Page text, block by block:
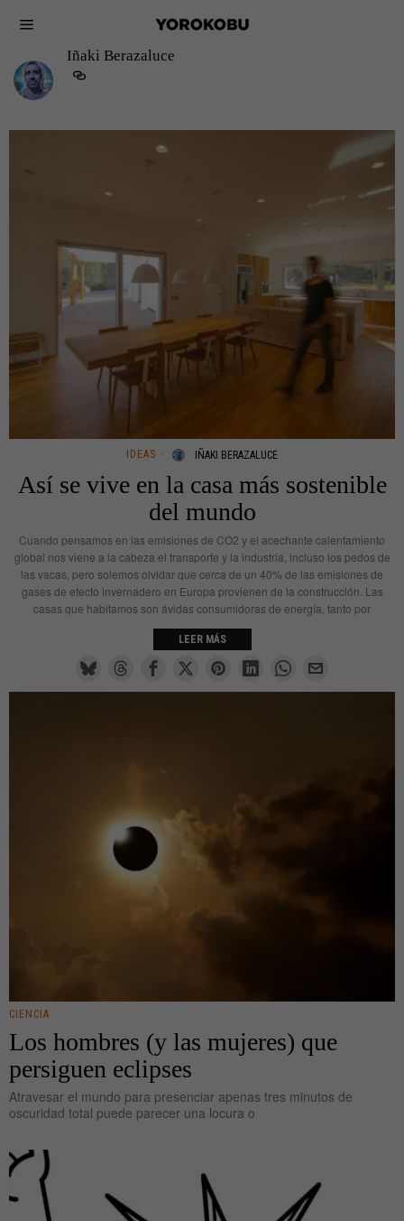
Iñaki Berazaluce
IDEAS IÑAKI BERAZALUCE
Así se vive en la casa más sostenible
del mundo
Cuando pensamos en las emisiones de CO2 y el acechante calentamiento
global nos viene a la cabeza el transporte y la industria, incluso los pedos de
las vacas, pero solemos olvidar que cerca de un 40% de las emisiones de
gases de efecto invernadero en Europa provienen de la construcción. Las
casas que habitamos son ávidas consumidoras de energía, tanto por
LEER MÁS
CIENCIA
Los hombres (y las mujeres) que
persiguen eclipses
Atravesar el mundo para presenciar apenas tres minutos de
oscuridad total puede parecer una locura o